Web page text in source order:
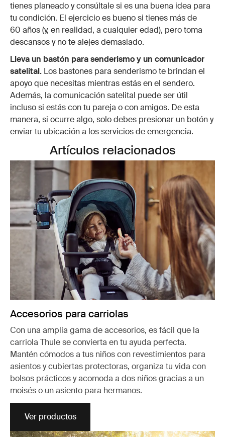
tienes planeado y consúltale si es una buena idea para
tu condición. El ejercicio es bueno si tienes más de
60 años (y, en realidad, a cualquier edad), pero toma
descansos y no te alejes demasiado.
Lleva un bastón para senderismo y un comunicador
satelital. Los bastones para senderismo te brindan el
apoyo que necesitas mientras estás en el sendero.
Además, la comunicación satelital puede ser útil
incluso si estás con tu pareja o con amigos. De esta
manera, si ocurre algo, solo debes presionar un botón y
enviar tu ubicación a los servicios de emergencia.
Artículos relacionados
Accesorios para carriolas
Con una amplia gama de accesorios, es fácil que la
carriola Thule se convierta en tu ayuda perfecta.
Mantén cómodos a tus niños con revestimientos para
asientos y cubiertas protectoras, organiza tu vida con
bolsos prácticos y acomoda a dos niños gracias a un
moisés o un asiento para hermanos.
Ver productos